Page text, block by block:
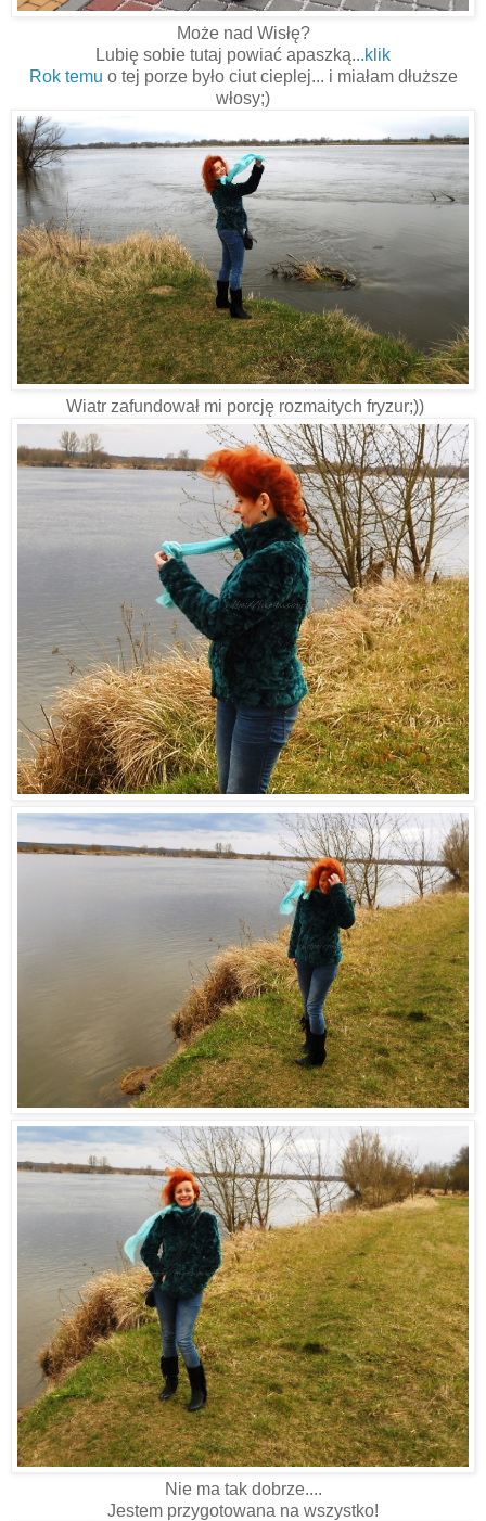
Może nad Wisłę?
Lubię sobie tutaj powiać apaszką...klik
Rok temu o tej porze było ciut cieplej... i miałam dłuższe
włosy;)
Wiatr zafundował mi porcję rozmaitych fryzur;))
Nie ma tak dobrze....
Jestem przygotowana na wszystko!